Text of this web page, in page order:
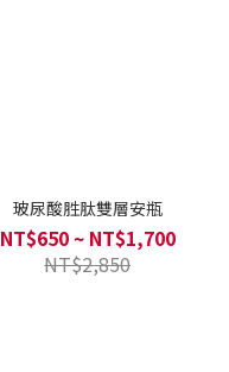
玻尿酸胜肽雙層安瓶
NT$650 ~ NT$1,700
NT$2,850